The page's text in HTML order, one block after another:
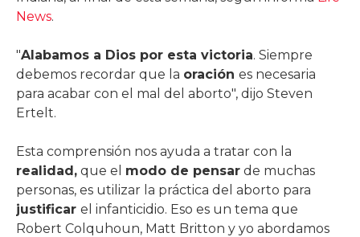
News.
"Alabamos a Dios por esta victoria. Siempre
debemos recordar que la oración es necesaria
para acabar con el mal del aborto", dijo Steven
Ertelt.
Esta comprensión nos ayuda a tratar con la
realidad, que el modo de pensar de muchas
personas, es utilizar la práctica del aborto para
justificar el infanticidio. Eso es un tema que
Robert Colquhoun, Matt Britton y yo abordamos